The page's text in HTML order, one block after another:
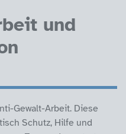
und
Gewalt-Arbeit. Diese
Schutz, Hilfe und